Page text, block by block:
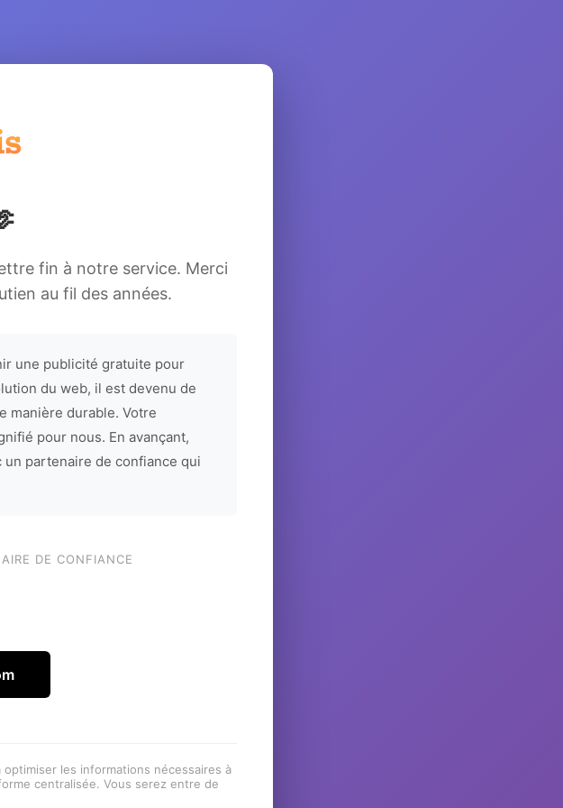
fin à notre service. Merci
au fil des années.
une publicité gratuite pour
du web, il est devenu de
manière durable. Votre
pour nous. En avançant,
partenaire de confiance qui
DE CONFIANCE
les informations nécessaires à
centralisée. Vous serez entre de